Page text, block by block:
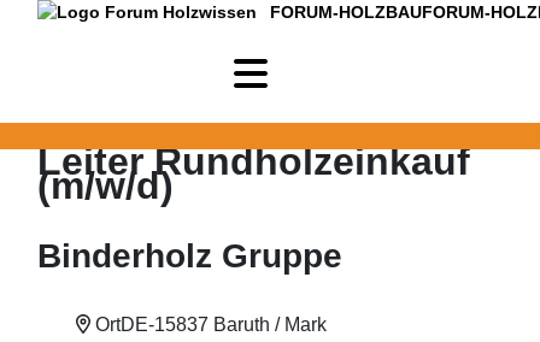
FORUM-HOLZBAUFORUM-
Leiter Rundholzeinkauf
(m/w/d)
Binderholz Gruppe
OrtDE-15837 Baruth / Mark